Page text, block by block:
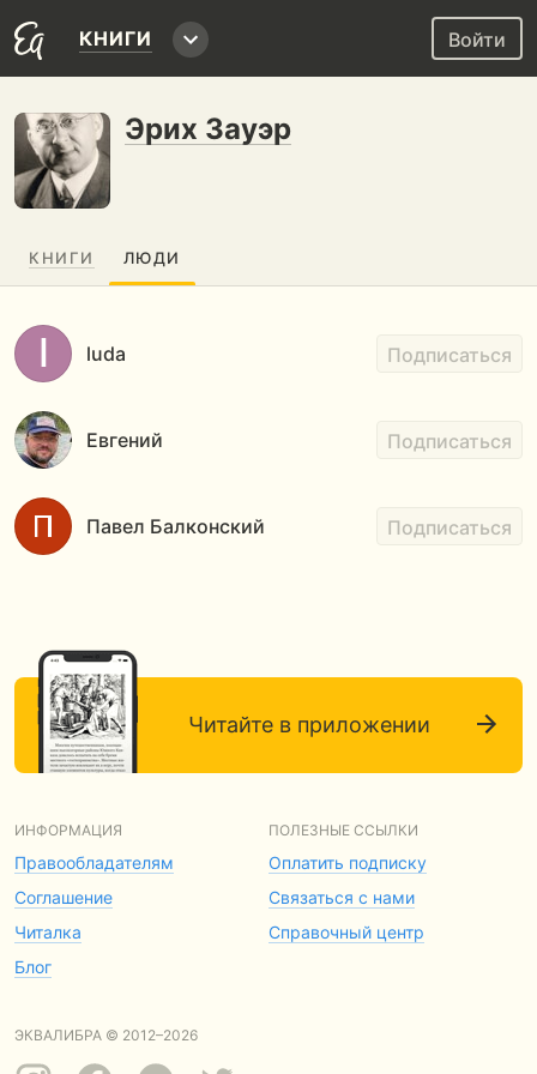
КНИГИ Войти
Эрих Зауэр
КНИГИ ЛЮДИ
luda Подписаться
Евгений Подписаться
Павел Балконский Подписаться
Читайте в приложении
ИНФОРМАЦИЯ
Правообладателям
Соглашение
Читалка
Блог
ПОЛЕЗНЫЕ ССЫЛКИ
Оплатить подписку
Связаться с нами
Справочный центр
ЭКВАЛИБРА © 2012–2026